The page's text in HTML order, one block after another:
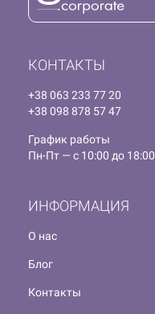
КОНТАКТЫ
+38 063 233 77 20
+38 098 878 57 47
График работы
Пн-Пт — с 10:00 до 18:00
ИНФОРМАЦИЯ
О нас
Блог
Контакты